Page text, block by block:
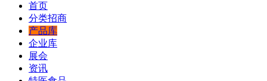
首页
分类招商
产品库
企业库
展会
资讯